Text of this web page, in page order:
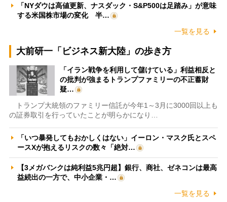
「NYダウは高値更新、ナスダック・S&P500は足踏み」が意味
する米国株市場の変化 半…
一覧を見る
大前研一「ビジネス新大陸」の歩き方
「イラン戦争を利用して儲けている」利益相反と
の批判が強まるトランプファミリーの不正蓄財
疑…
トランプ大統領のファミリー信託が今年1～3月に3000回以上も
の証券取引を行っていたことが明らかになり…
「いつ暴発してもおかしくはない」イーロン・マスク氏とスペ
ースXが抱えるリスクの数々「絶対…
【3メガバンクは純利益5兆円超】銀行、商社、ゼネコンは最高
益続出の一方で、中小企業・…
一覧を見る